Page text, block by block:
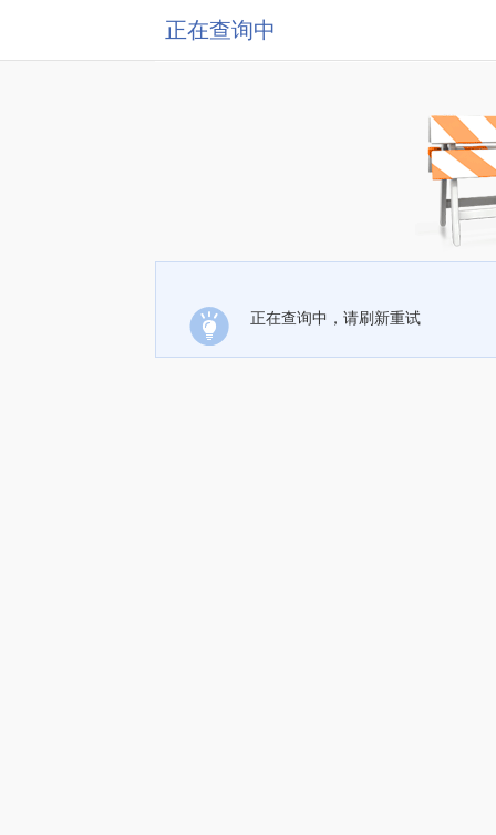
正在查询中
正在查询中，请刷新重试